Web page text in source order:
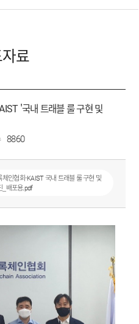
료
'국내 트래블 룰 구현 및
8860
인협회-KAIST 국내 트래블 룰 구현 및
_배포용.pdf